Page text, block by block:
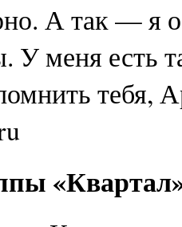
А так — я
У меня есть
тебя,